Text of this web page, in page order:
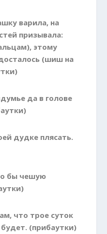
варила, на
призывала:
этому
(шиш на
да в голове
дудке плясать.
бы чешую
что трое суток
(прибаутки)